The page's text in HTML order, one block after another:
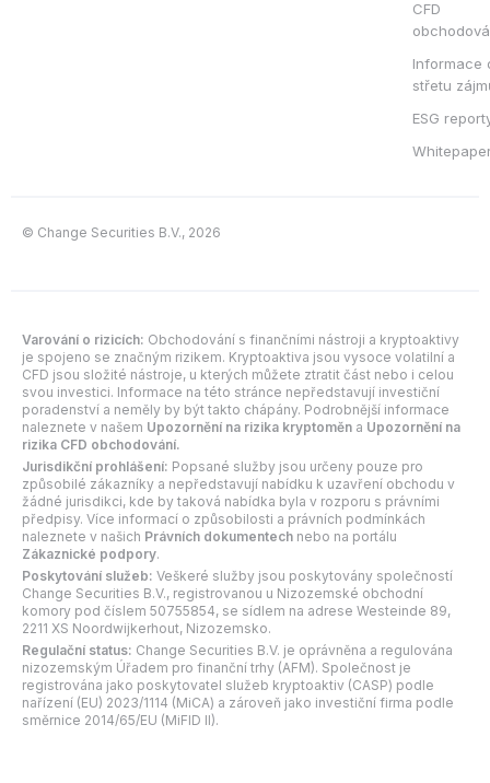
CFD
Informace
střetu
ESG
© Change Securities B.V., 2026
Varování o rizicích: Obchodování s finančními nástroji a kryptoaktivy
je spojeno se značným rizikem. Kryptoaktiva jsou vysoce volatilní a
CFD jsou složité nástroje, u kterých můžete ztratit část nebo i celou
svou investici. Informace na této stránce nepředstavují investiční
poradenství a neměly by být takto chápány. Podrobnější informace
naleznete v našem Upozornění na rizika kryptoměn a Upozornění na
rizika CFD obchodování.
Jurisdikční prohlášení: Popsané služby jsou určeny pouze pro
způsobilé zákazníky a nepředstavují nabídku k uzavření obchodu v
žádné jurisdikci, kde by taková nabídka byla v rozporu s právními
předpisy. Více informací o způsobilosti a právních podmínkách
naleznete v našich Právních dokumentech nebo na portálu
Zákaznické podpory.
Poskytování služeb: Veškeré služby jsou poskytovány společností
Change Securities B.V., registrovanou u Nizozemské obchodní
komory pod číslem 50755854, se sídlem na adrese Westeinde 89,
2211 XS Noordwijkerhout, Nizozemsko.
Regulační status: Change Securities B.V. je oprávněna a regulována
nizozemským Úřadem pro finanční trhy (AFM). Společnost je
registrována jako poskytovatel služeb kryptoaktiv (CASP) podle
nařízení (EU) 2023/1114 (MiCA) a zároveň jako investiční firma podle
směrnice 2014/65/EU (MiFID II).